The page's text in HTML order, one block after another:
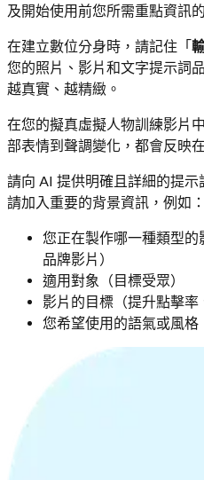
及開始使用前您所需重點資訊
在建立數位分身時，請記住「
您的照片、影片和文字提示詞
越真實、越精緻。
在您的擬真虛擬人物訓練影片
部表情到聲調變化，都會反映
請向 AI 提供明確且詳細的提示
請加入重要的背景資訊，例如：
您正在製作哪一種類型的
品牌影片）
適用對象（目標受眾）
影片的目標（提升點擊率
您希望使用的語氣或風格